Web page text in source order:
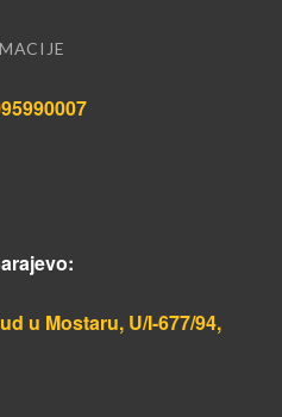
u Mostaru, U/I-677/94,